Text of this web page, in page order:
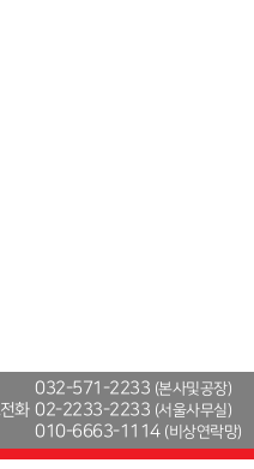
화
032-571-2233 (본사및공장)
02-2233-2233 (서울사무실)
010-6663-1114 (비상연락망)